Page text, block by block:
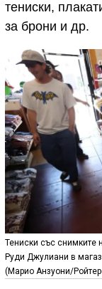
тениски,
за брони и др.
Тениски със снимките
Руди Джулиани в
(Марио Анзуони/